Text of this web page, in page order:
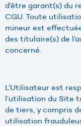
d’être garant(s) du
CGU. Toute
mineur est
des titulaire(s) de
concerné.
L’Utilisateur est
l’utilisation du Site
de tiers, y compris
utilisation